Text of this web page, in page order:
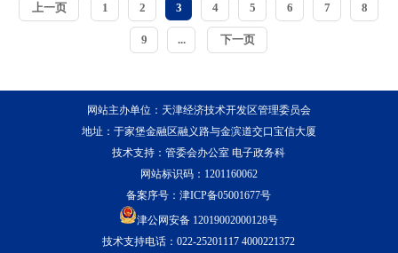
上一页 1 2 3 4 5 6 7 8
9 ... 下一页
网站主办单位：天津经济技术开发区管理委员会
地址：于家堡金融区融义路与金滨道交口宝信大厦
技术支持：管委会办公室 电子政务科
网站标识码：1201160062
备案序号：津ICP备05001677号
津公网安备 12019002000128号
技术支持电话：022-25201117 4000221372